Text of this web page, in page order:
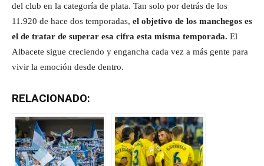
del club en la categoría de plata. Tan solo por detrás de los
11.920 de hace dos temporadas, el objetivo de los manchegos es
el de tratar de superar esa cifra esta misma temporada. El
Albacete sigue creciendo y engancha cada vez a más gente para
vivir la emoción desde dentro.
RELACIONADO: